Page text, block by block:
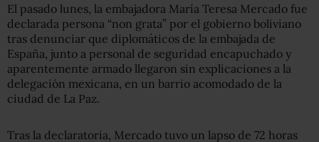
El pasado lunes, la embajadora María Teresa Mercado fue
declarada persona “non grata” por el gobierno boliviano
tras denunciar que diplomáticos de la embajada de
España, junto a personal de seguridad encapuchado y
aparentemente armado llegaron sin explicaciones a la
delegación mexicana, en un barrio acomodado de la
ciudad de La Paz.
Tras la declaratoria, Mercado tuvo un lapso de 72 horas